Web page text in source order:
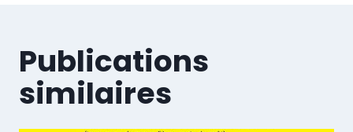
Publications
similaires